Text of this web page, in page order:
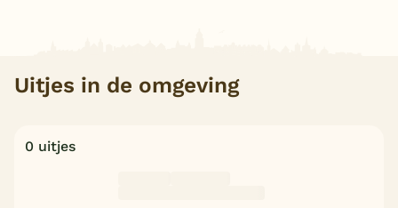
Uitjes in de omgeving
0 uitjes